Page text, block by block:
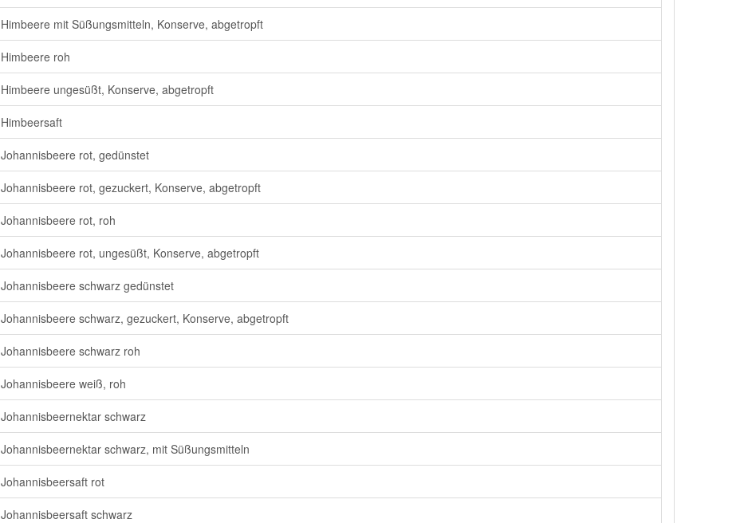
Himbeere mit Süßungsmitteln, Konserve, abgetropft
Himbeere roh
Himbeere ungesüßt, Konserve, abgetropft
Himbeersaft
Johannisbeere rot, gedünstet
Johannisbeere rot, gezuckert, Konserve, abgetropft
Johannisbeere rot, roh
Johannisbeere rot, ungesüßt, Konserve, abgetropft
Johannisbeere schwarz gedünstet
Johannisbeere schwarz, gezuckert, Konserve, abgetropft
Johannisbeere schwarz roh
Johannisbeere weiß, roh
Johannisbeernektar schwarz
Johannisbeernektar schwarz, mit Süßungsmitteln
Johannisbeersaft rot
Johannisbeersaft schwarz